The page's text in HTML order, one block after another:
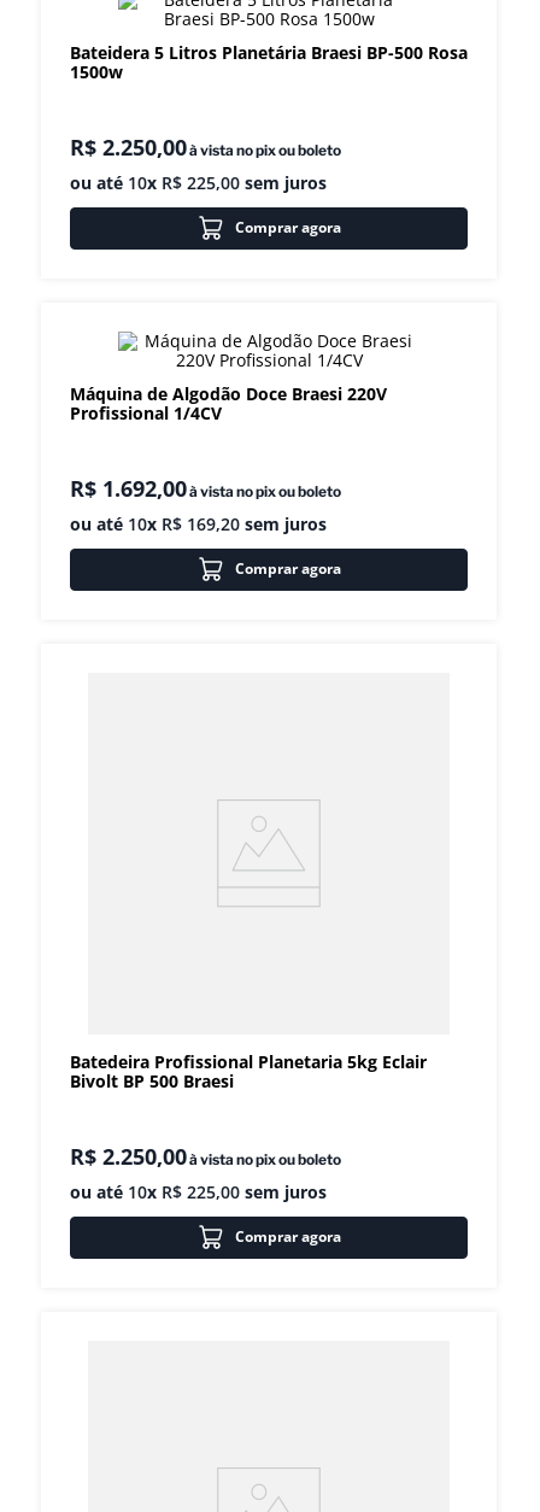
Bateidera 5 Litros Planetária Braesi BP-500 Rosa
1500w
R$ 2.250,00à vista no pix ou boleto
ou até 10x R$ 225,00 sem juros
Comprar agora
Máquina de Algodão Doce Braesi 220V
Profissional 1/4CV
R$ 1.692,00à vista no pix ou boleto
ou até 10x R$ 169,20 sem juros
Comprar agora
Batedeira Profissional Planetaria 5kg Eclair
Bivolt BP 500 Braesi
R$ 2.250,00à vista no pix ou boleto
ou até 10x R$ 225,00 sem juros
Comprar agora
amassadeira